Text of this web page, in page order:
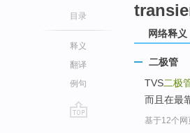
目录
释义
翻译
例句
网络释义
二极管
TVS二极
而且在最
基于12个网